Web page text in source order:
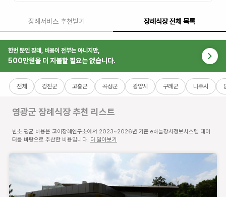
장례서비스 추천받기 장례식장 전체 목록
한번 뿐인 장례, 비용이 전부는 아니지만,
500만원을 더 지불할 필요는 없습니다.
전체 강진군 고흥군 곡성군 광양시 구례군 나주시
영광군 장례식장추천 리스트
빈소 평균 비용은 고이장례연구소에서 2023~2026년 기준 e하늘장사정보시스템 데이
터를 바탕으로 추산한 비용입니다. 더 알아보기